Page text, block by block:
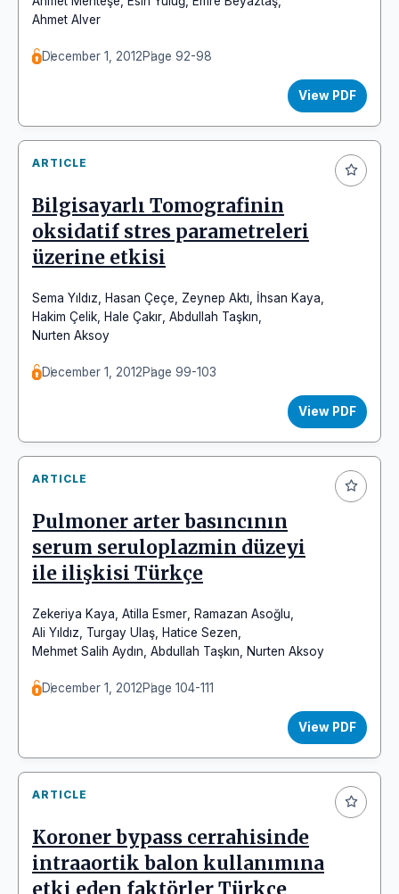
Ahmet Alver
December 1, 2012Page 92-98
View PDF
ARTICLE
Bilgisayarlı Tomografinin
oksidatif stres parametreleri
üzerine etkisi
Sema Yıldız Hasan Çeçe Zeynep Aktı İhsan Kaya
Hakim Çelik
Hale Çakır Abdullah Taşkın
Nurten Aksoy
December 1, 2012Page 99-103
View PDF
ARTICLE
Pulmoner arter basıncının
serum seruloplazmin düzeyi
ile ilişkisi Türkçe
Zekeriya Kaya Atilla Esmer Ramazan Asoğlu
Ali Yıldız
Turgay Ulaş Hatice Sezen
Mehmet Salih Aydın Abdullah Taşkın Nurten Aksoy
December 1, 2012Page 104-111
View PDF
ARTICLE
Koroner bypass cerrahisinde
intraaortik balon kullanımına
etki eden faktörler Türkçe